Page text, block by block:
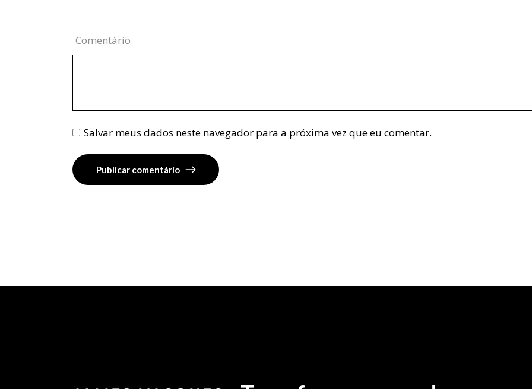
Comentário
Salvar meus dados neste navegador para a próxima vez que eu comentar.
Publicar comentário